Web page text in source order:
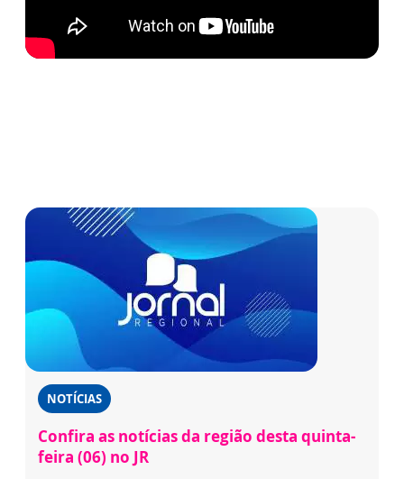
NOTÍCIAS
Confira as notícias da região desta quinta-
feira (06) no JR